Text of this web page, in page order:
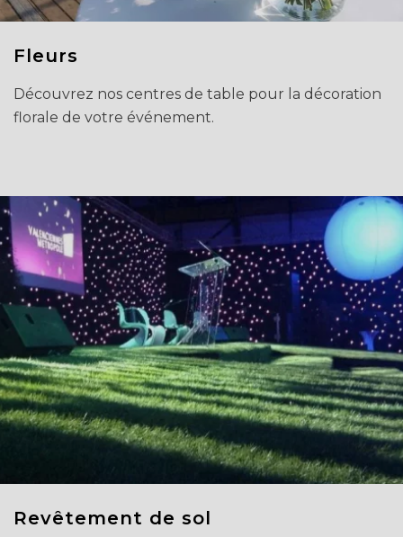
Fleurs
Découvrez nos centres de table pour la décoration
florale de votre événement.
Revêtement de sol